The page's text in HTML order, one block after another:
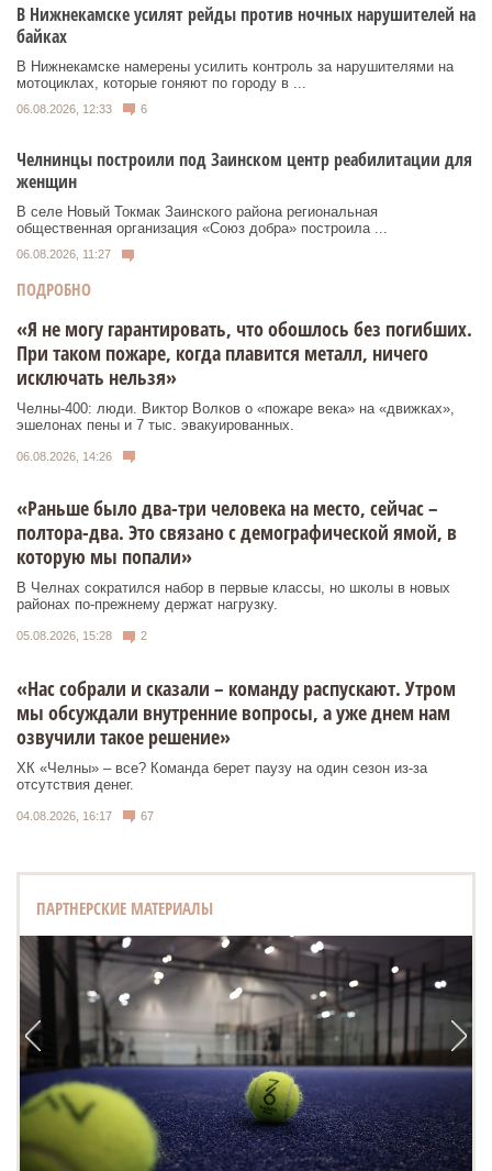
В Нижнекамске усилят рейды против ночных нарушителей на
байках
В Нижнекамске намерены усилить контроль за нарушителями на
мотоциклах, которые гоняют по городу в ...
06.08.2026, 12:33 6
Челнинцы построили под Заинском центр реабилитации для
женщин
В селе Новый Токмак Заинского района региональная
общественная организация «Союз добра» построила ...
06.08.2026, 11:27
ПОДРОБНО
«Я не могу гарантировать, что обошлось без погибших.
При таком пожаре, когда плавится металл, ничего
исключать нельзя»
Челны-400: люди. Виктор Волков о «пожаре века» на «движках»,
эшелонах пены и 7 тыс. эвакуированных.
06.08.2026, 14:26
«Раньше было два-три человека на место, сейчас –
полтора-два. Это связано с демографической ямой, в
которую мы попали»
В Челнах сократился набор в первые классы, но школы в новых
районах по-прежнему держат нагрузку.
05.08.2026, 15:28 2
«Нас собрали и сказали – команду распускают. Утром
мы обсуждали внутренние вопросы, а уже днем нам
озвучили такое решение»
ХК «Челны» – все? Команда берет паузу на один сезон из-за
отсутствия денег.
04.08.2026, 16:17 67
ПАРТНЕРСКИЕ МАТЕРИАЛЫ